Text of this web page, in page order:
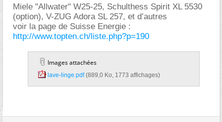
Miele "Allwater" W25-25, Schulthess Spirit XL 5530
(option), V-ZUG Adora SL 257, et d’autres
voir la page de Suisse Energie :
http://www.topten.ch/liste.php?p=190
Images attachées
lave-linge.pdf‎ (889,0 Ko, 1773 affichages)